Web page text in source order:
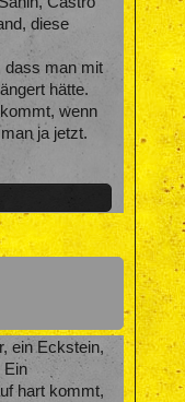
diese
dass man mit
hätte.
wenn
ja jetzt.
ein Eckstein,
Ein
hart kommt,